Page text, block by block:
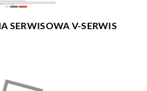
SERWISOWA V-SERWIS